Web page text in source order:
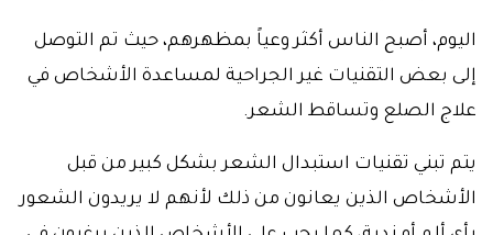
اليوم، أصبح الناس أكثر وعياً بمظهرهم، حيث تم التوصل
إلى بعض التقنيات غير الجراحية لمساعدة الأشخاص في
علاج الصلع وتساقط الشعر.
يتم تبني تقنيات استبدال الشعر بشكل كبير من قبل
الأشخاص الذين يعانون من ذلك لأنهم لا يريدون الشعور